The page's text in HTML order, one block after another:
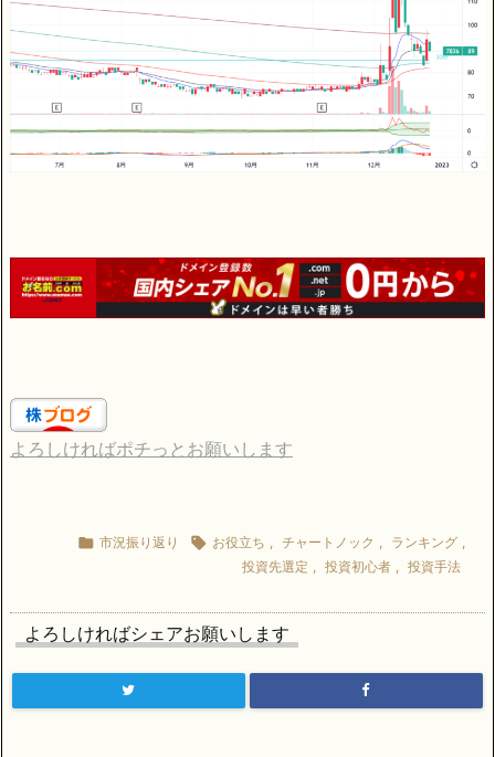
よろしければポチっとお願いします
 市況振り返り  お役立ち チャートノック ランキング
投資先選定
投資初心者 投資手法
よろしければシェアお願いします